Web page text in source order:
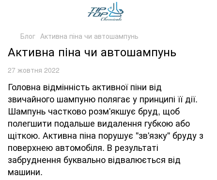
Блог Активна піна чи автошампунь
Активна піна чи автошампунь
27 жовтня 2022
Головна відмінність активної піни від
звичайного шампуню полягає у принципі її дії.
Шампунь частково розм'якшує бруд, щоб
полегшити подальше видалення губкою або
щіткою. Активна піна порушує "зв'язку" бруду з
поверхнею автомобіля. В результаті
забруднення буквально відвалюється від
машини.